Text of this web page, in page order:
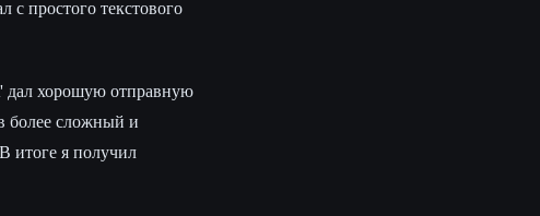
с простого текстового
дал хорошую отправную
более сложный и
итоге я получил